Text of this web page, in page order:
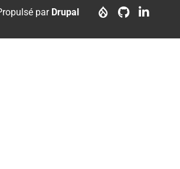
par Drupal